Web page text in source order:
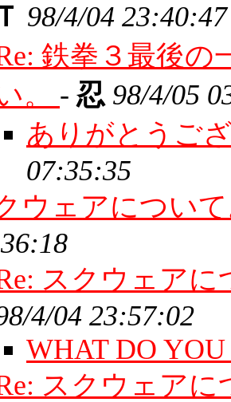
98/4/04 23:40:47
鉄拳３最後の
。 - 忍 98/4/05
ありがとうご
07:35:35
ウェアについ
スクウェア
4/04 23:57:02
WHAT DO
スクウェア